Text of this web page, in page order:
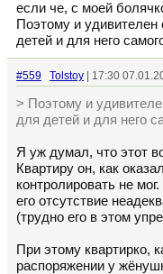
если че, с моей
Поэтому и удивителен
детей и для него
#559 Tolstoy | 17:30
> Поэтому и
для детей и для него
Я уж думал, что этот
Квартиру он, как
контролировать не
его отсутствие
(трудно его в этом
При этому квартирко,
распоряжении у